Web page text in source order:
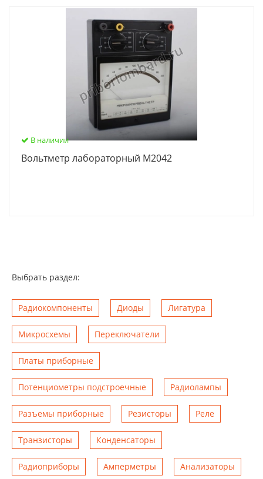
В наличии
Вольтметр лабораторный М2042
Выбрать раздел:
Радиокомпоненты Диоды Лигатура
Микросхемы Переключатели
Платы приборные
Потенциометры подстроечные Радиолампы
Разъемы приборные Резисторы Реле
Транзисторы Конденсаторы
Радиоприборы Амперметры Анализаторы